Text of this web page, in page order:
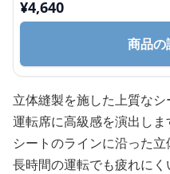
¥4,640
商品の
立体縫製を施した上質な
運転席に高級感を演出しま
シートのラインに沿った立
長時間の運転でも疲れにく